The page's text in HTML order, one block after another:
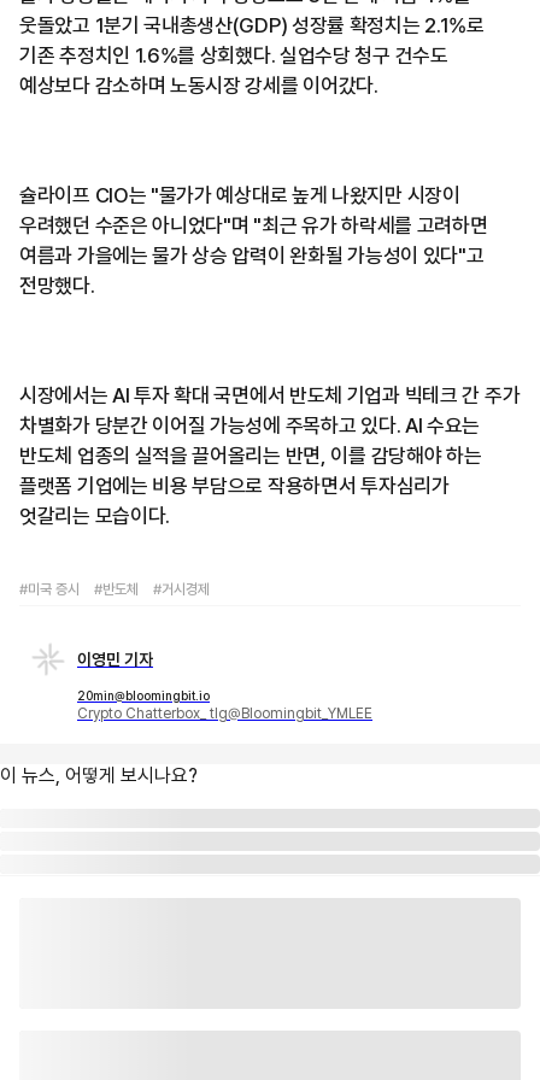
웃돌았고 1분기 국내총생산(GDP) 성장률 확정치는 2.1%로
기존 추정치인 1.6%를 상회했다. 실업수당 청구 건수도
예상보다 감소하며 노동시장 강세를 이어갔다.
슐라이프 CIO는 "물가가 예상대로 높게 나왔지만 시장이
우려했던 수준은 아니었다"며 "최근 유가 하락세를 고려하면
여름과 가을에는 물가 상승 압력이 완화될 가능성이 있다"고
전망했다.
시장에서는 AI 투자 확대 국면에서 반도체 기업과 빅테크 간 주가
차별화가 당분간 이어질 가능성에 주목하고 있다. AI 수요는
반도체 업종의 실적을 끌어올리는 반면, 이를 감당해야 하는
플랫폼 기업에는 비용 부담으로 작용하면서 투자심리가
엇갈리는 모습이다.
#미국 증시 #반도체 #거시경제
이영민 기자
20min@bloomingbit.io
Crypto Chatterbox_ tlg@Bloomingbit_YMLEE
이 뉴스, 어떻게 보시나요?